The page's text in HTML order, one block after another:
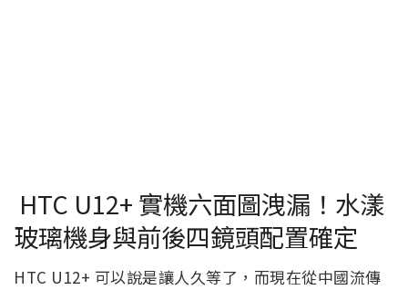
HTC U12+ 實機六面圖洩漏！水漾
玻璃機身與前後四鏡頭配置確定
HTC U12+ 可以說是讓人久等了，而現在從中國流傳